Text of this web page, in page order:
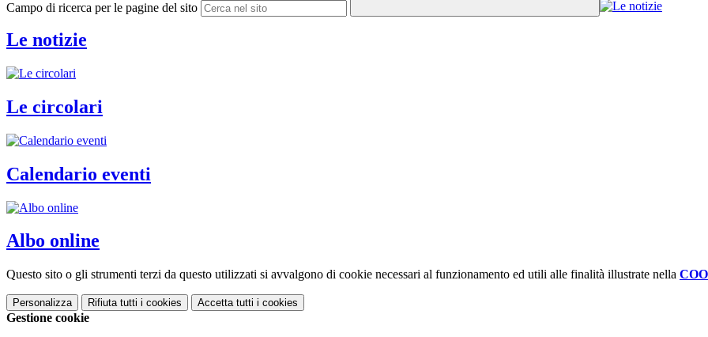
Campo di ricerca per le pagine del sito
Le notizie
Le circolari
Calendario eventi
Albo online
Questo sito o gli strumenti terzi da questo utilizzati si avvalgono di cookie necessari al funzionamento ed utili alle finalità illustrate nella
Personalizza Rifiuta tutti i cookies Accetta tutti i cookies
Gestione cookie